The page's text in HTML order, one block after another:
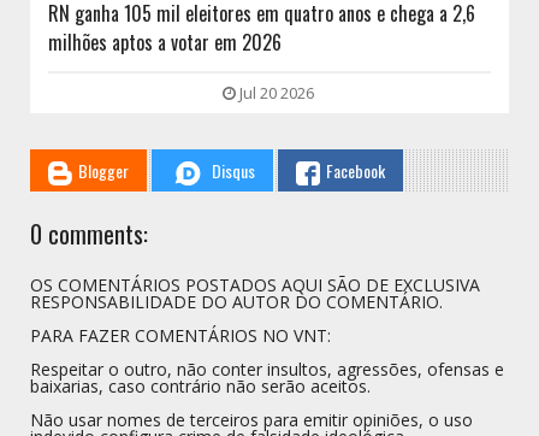
RN ganha 105 mil eleitores em quatro anos e chega a 2,6
milhões aptos a votar em 2026
Jul 20 2026
Blogger Disqus Facebook
0 comments:
OS COMENTÁRIOS POSTADOS AQUI SÃO DE EXCLUSIVA
RESPONSABILIDADE DO AUTOR DO COMENTÁRIO.
PARA FAZER COMENTÁRIOS NO VNT:
Respeitar o outro, não conter insultos, agressões, ofensas e
baixarias, caso contrário não serão aceitos.
Não usar nomes de terceiros para emitir opiniões, o uso